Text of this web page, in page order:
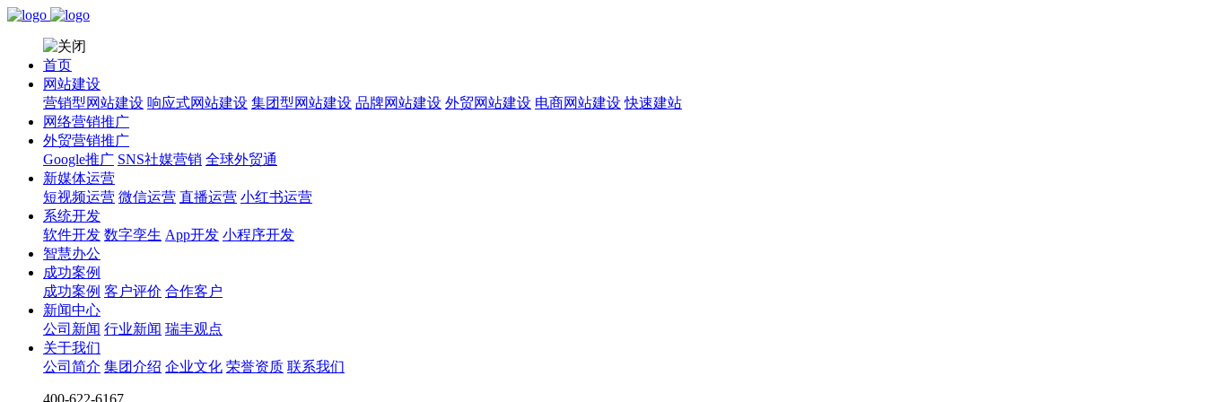
首页
网站建设
营销型网站建设 响应式网站建设 集团型网站建设 品牌网站建设 外贸网站建设 电商网站建设 快速建站
网络营销推广
外贸营销推广
Google推广 SNS社媒营销 全球外贸通
新媒体运营
短视频运营 微信运营 直播运营 小红书运营
系统开发
软件开发 数字孪生 App开发 小程序开发
智慧办公
成功案例
成功案例 客户评价 合作客户
新闻中心
公司新闻 行业新闻 瑞丰观点
关于我们
公司简介 集团介绍 企业文化 荣誉资质 联系我们
400-622-6167